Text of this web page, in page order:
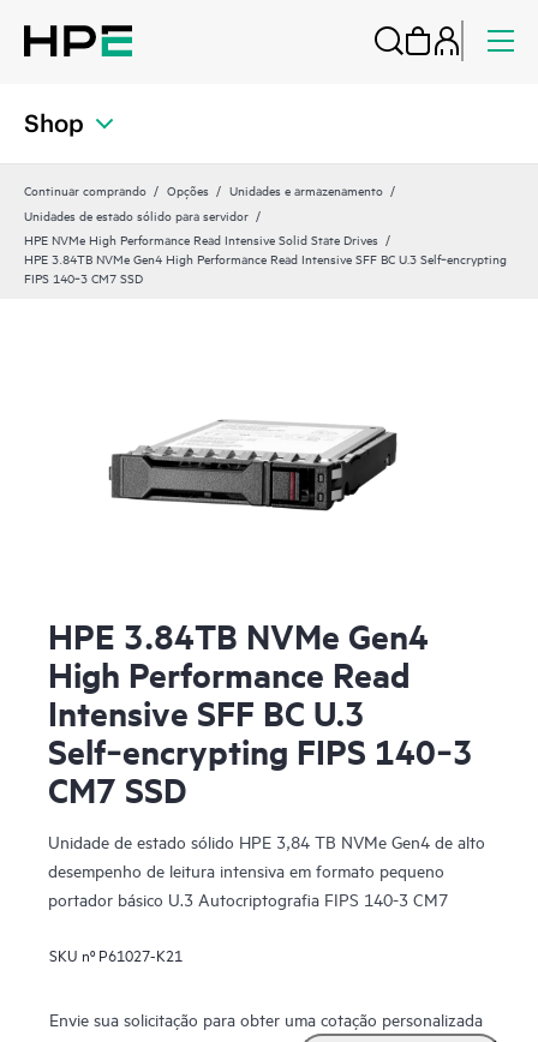
Shop
Continuar comprando Opções
Unidades e armazenamento
Unidades de estado sólido para servidor
HPE NVMe High Performance Read Intensive Solid State Drives
HPE 3.84TB NVMe Gen4 High Performance Read Intensive SFF BC U.3 Self‑encrypting
FIPS 140‑3 CM7 SSD
HPE 3.84TB NVMe Gen4
High Performance Read
Intensive SFF BC U.3
Self‑encrypting FIPS 140‑3
CM7 SSD
Unidade de estado sólido HPE 3,84 TB NVMe Gen4 de alto
desempenho de leitura intensiva em formato pequeno
portador básico U.3 Autocriptografia FIPS 140-3 CM7
SKU nº P61027-K21
Envie sua solicitação para obter uma cotação personalizada